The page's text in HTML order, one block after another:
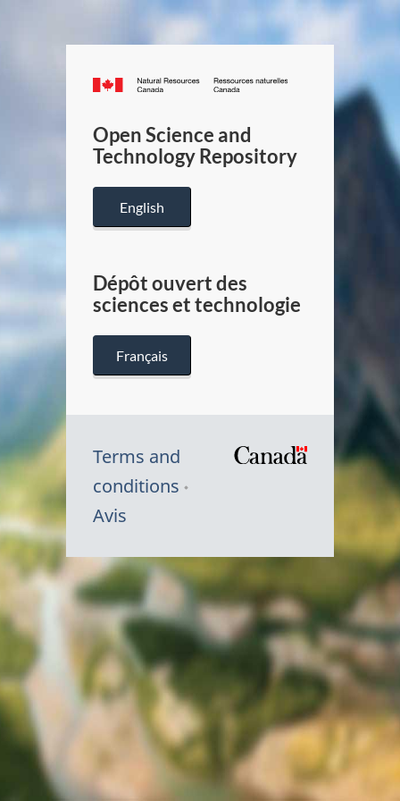
Canada.ca
/
Canada
Open Science and
Technology Repository
English
Dépôt ouvert des
sciences et technologie
Français
Terms and
conditions
Avis
Canada